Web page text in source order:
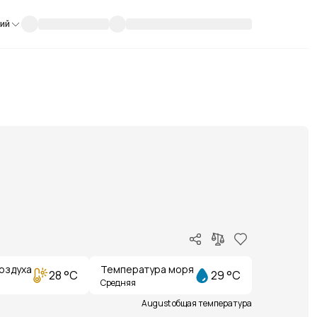
28 °C Температура моря
Средняя 29 °C
August общая температура